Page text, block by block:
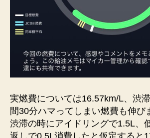
実燃費については16.57km/L、渋
間30分ハマってしまい燃費も伸び
渋滞の時にアイドリングで1.5L、
返しで0.5L消費したと仮定すると